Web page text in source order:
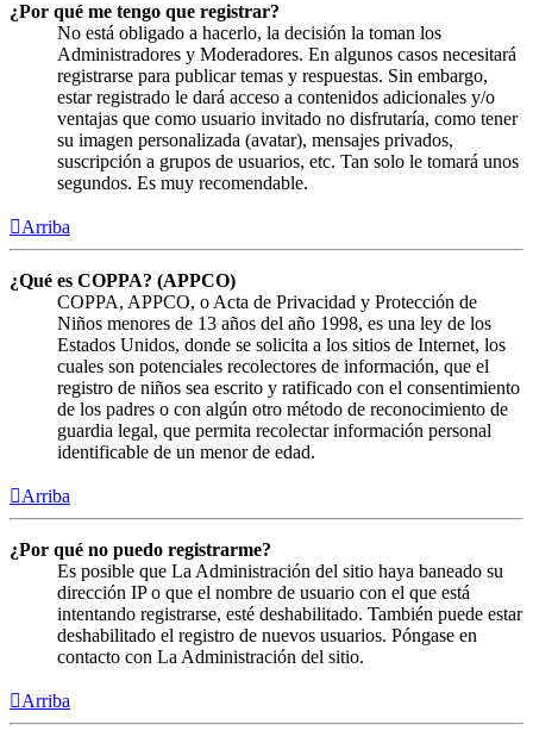
¿Por qué me tengo que registrar?
No está obligado a hacerlo, la decisión la toman los
Administradores y Moderadores. En algunos casos necesitará
registrarse para publicar temas y respuestas. Sin embargo,
estar registrado le dará acceso a contenidos adicionales y/o
ventajas que como usuario invitado no disfrutaría, como tener
su imagen personalizada (avatar), mensajes privados,
suscripción a grupos de usuarios, etc. Tan solo le tomará unos
segundos. Es muy recomendable.
Arriba
¿Qué es COPPA? (APPCO)
COPPA, APPCO, o Acta de Privacidad y Protección de
Niños menores de 13 años del año 1998, es una ley de los
Estados Unidos, donde se solicita a los sitios de Internet, los
cuales son potenciales recolectores de información, que el
registro de niños sea escrito y ratificado con el consentimiento
de los padres o con algún otro método de reconocimiento de
guardia legal, que permita recolectar información personal
identificable de un menor de edad.
Arriba
¿Por qué no puedo registrarme?
Es posible que La Administración del sitio haya baneado su
dirección IP o que el nombre de usuario con el que está
intentando registrarse, esté deshabilitado. También puede estar
deshabilitado el registro de nuevos usuarios. Póngase en
contacto con La Administración del sitio.
Arriba